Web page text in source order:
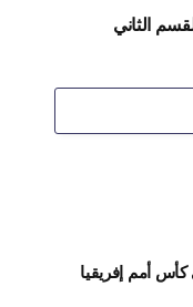
الثاني
كأس أمم إفريقيا